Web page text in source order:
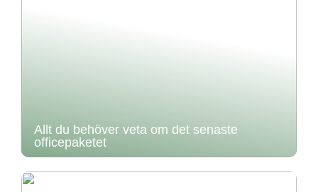
Allt du behöver veta om det senaste
officepaketet